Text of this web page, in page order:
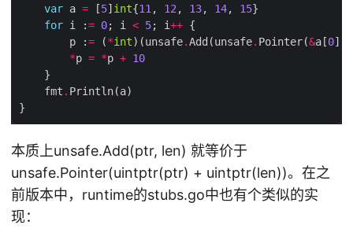
var a = [5] int{11, 12, 13, 14, 15
for i := 0; i < 5; i++
        p :
= (*int)(unsafe.Add(unsafe. Pointer(&a[0
*p = *p + 10
    fmt
.
本质上unsafe.Add(ptr, len) 就等价于
unsafe.Pointer(uintptr(ptr) + uintptr(len))。在之
前版本中，runtime的stubs.go中也有个类似的实
现：